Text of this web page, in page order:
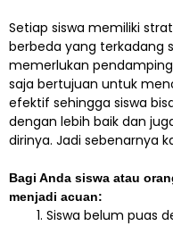
Setiap siswa memiliki
berbeda yang terkadang
memerlukan
saja bertujuan untuk
efektif sehingga siswa
dengan lebih baik dan
dirinya. Jadi sebenarnya
Bagi Anda siswa atau
menjadi acuan:
Siswa belum puas